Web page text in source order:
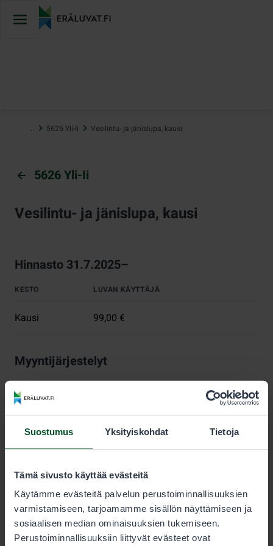
Suostumus Yksityiskohdat Tietoja
Tämä sivusto käyttää evästeitä
Käytämme evästeitä palvelun perustoiminnallisuuksien
varmistamiseen, tarjoamamme sisällön näyttämiseen ja
sosiaalisen median ominaisuuksien tukemiseen.
Perustoiminnallisuuksiin liittyvät evästeet ovat
sisältöön
… 5626 Yli-Ii Vesilintu- ja jänislupa, kausi
5626 Yli-Ii
Vesilintu- ja jänislupa, kausi
Hinnasto 31.7.2025–
KESTO LUVAN KÄYTTÄJÄ
Kausi 99,00 €
Myyntijärjestelyt
Metsästyksen kestävyyden varmistamiseksi jokaiselle
lupa-alueelle on määritelty myytävien vesilintu- ja
jänislupien enimmäismäärä. Lupia myydään, kunnes
tämä määrä saavutetaan.
Metsästäjän tulee aina tarkistaa sallitut saalislajit ja
saaliskiintiöt lupaehdoista.
Nuorisoluvat
Alle 15-vuotias voi metsästää pienriistaa ilman omaa
lupaa sellaisen henkilön saaliskiintiöön, joka on